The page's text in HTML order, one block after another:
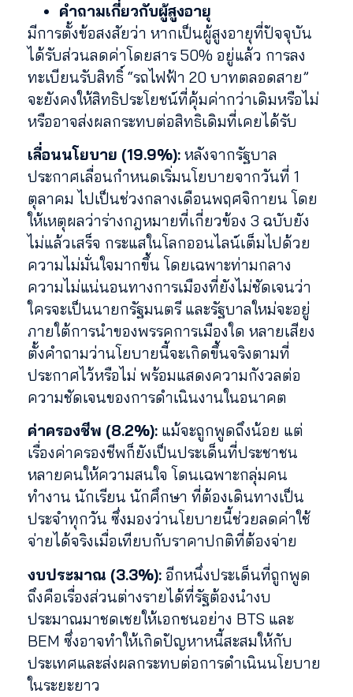
คำถามเกี่ยวกับผู้สูงอายุ
มีการตั้งข้อสงสัยว่า หากเป็นผู้สูงอายุที่ปัจจุบัน
ได้รับส่วนลดค่าโดยสาร 50% อยู่แล้ว การลง
ทะเบียนรับสิทธิ์ “รถไฟฟ้า 20 บาทตลอดสาย”
จะยังคงให้สิทธิประโยชน์ที่คุ้มค่ากว่าเดิมหรือไม่
หรืออาจส่งผลกระทบต่อสิทธิเดิมที่เคยได้รับ
เลื่อนนโยบาย (19.9%): หลังจากรัฐบาล
ประกาศเลื่อนกำหนดเริ่มนโยบายจากวันที่ 1
ตุลาคม ไปเป็นช่วงกลางเดือนพฤศจิกายน โดย
ให้เหตุผลว่าร่างกฎหมายที่เกี่ยวข้อง 3 ฉบับยัง
ไม่แล้วเสร็จ กระแสในโลกออนไลน์เต็มไปด้วย
ความไม่มั่นใจมากขึ้น โดยเฉพาะท่ามกลาง
ความไม่แน่นอนทางการเมืองที่ยังไม่ชัดเจนว่า
ใครจะเป็นนายกรัฐมนตรี และรัฐบาลใหม่จะอยู่
ภายใต้การนำของพรรคการเมืองใด หลายเสียง
ตั้งคำถามว่านโยบายนี้จะเกิดขึ้นจริงตามที่
ประกาศไว้หรือไม่ พร้อมแสดงความกังวลต่อ
ความชัดเจนของการดำเนินงานในอนาคต
ค่าครองชีพ (8.2%): แม้จะถูกพูดถึงน้อย แต่
เรื่องค่าครองชีพก็ยังเป็นประเด็นที่ประชาชน
หลายคนให้ความสนใจ โดนเฉพาะกลุ่มคน
ทำงาน นักเรียน นักศึกษา ที่ต้องเดินทางเป็น
ประจำทุกวัน ซึ่งมองว่านโยบายนี้ช่วยลดค่าใช้
จ่ายได้จริงเมื่อเทียบกับราคาปกติที่ต้องจ่าย
งบประมาณ (3.3%): อีกหนึ่งประเด็นที่ถูกพูด
ถึงคือเรื่องส่วนต่างรายได้ที่รัฐต้องนำงบ
ประมาณมาชดเชยให้เอกชนอย่าง BTS และ
BEM ซึ่งอาจทำให้เกิดปัญหาหนี้สะสมให้กับ
ประเทศและส่งผลกระทบต่อการดำเนินนโยบาย
ในระยะยาว